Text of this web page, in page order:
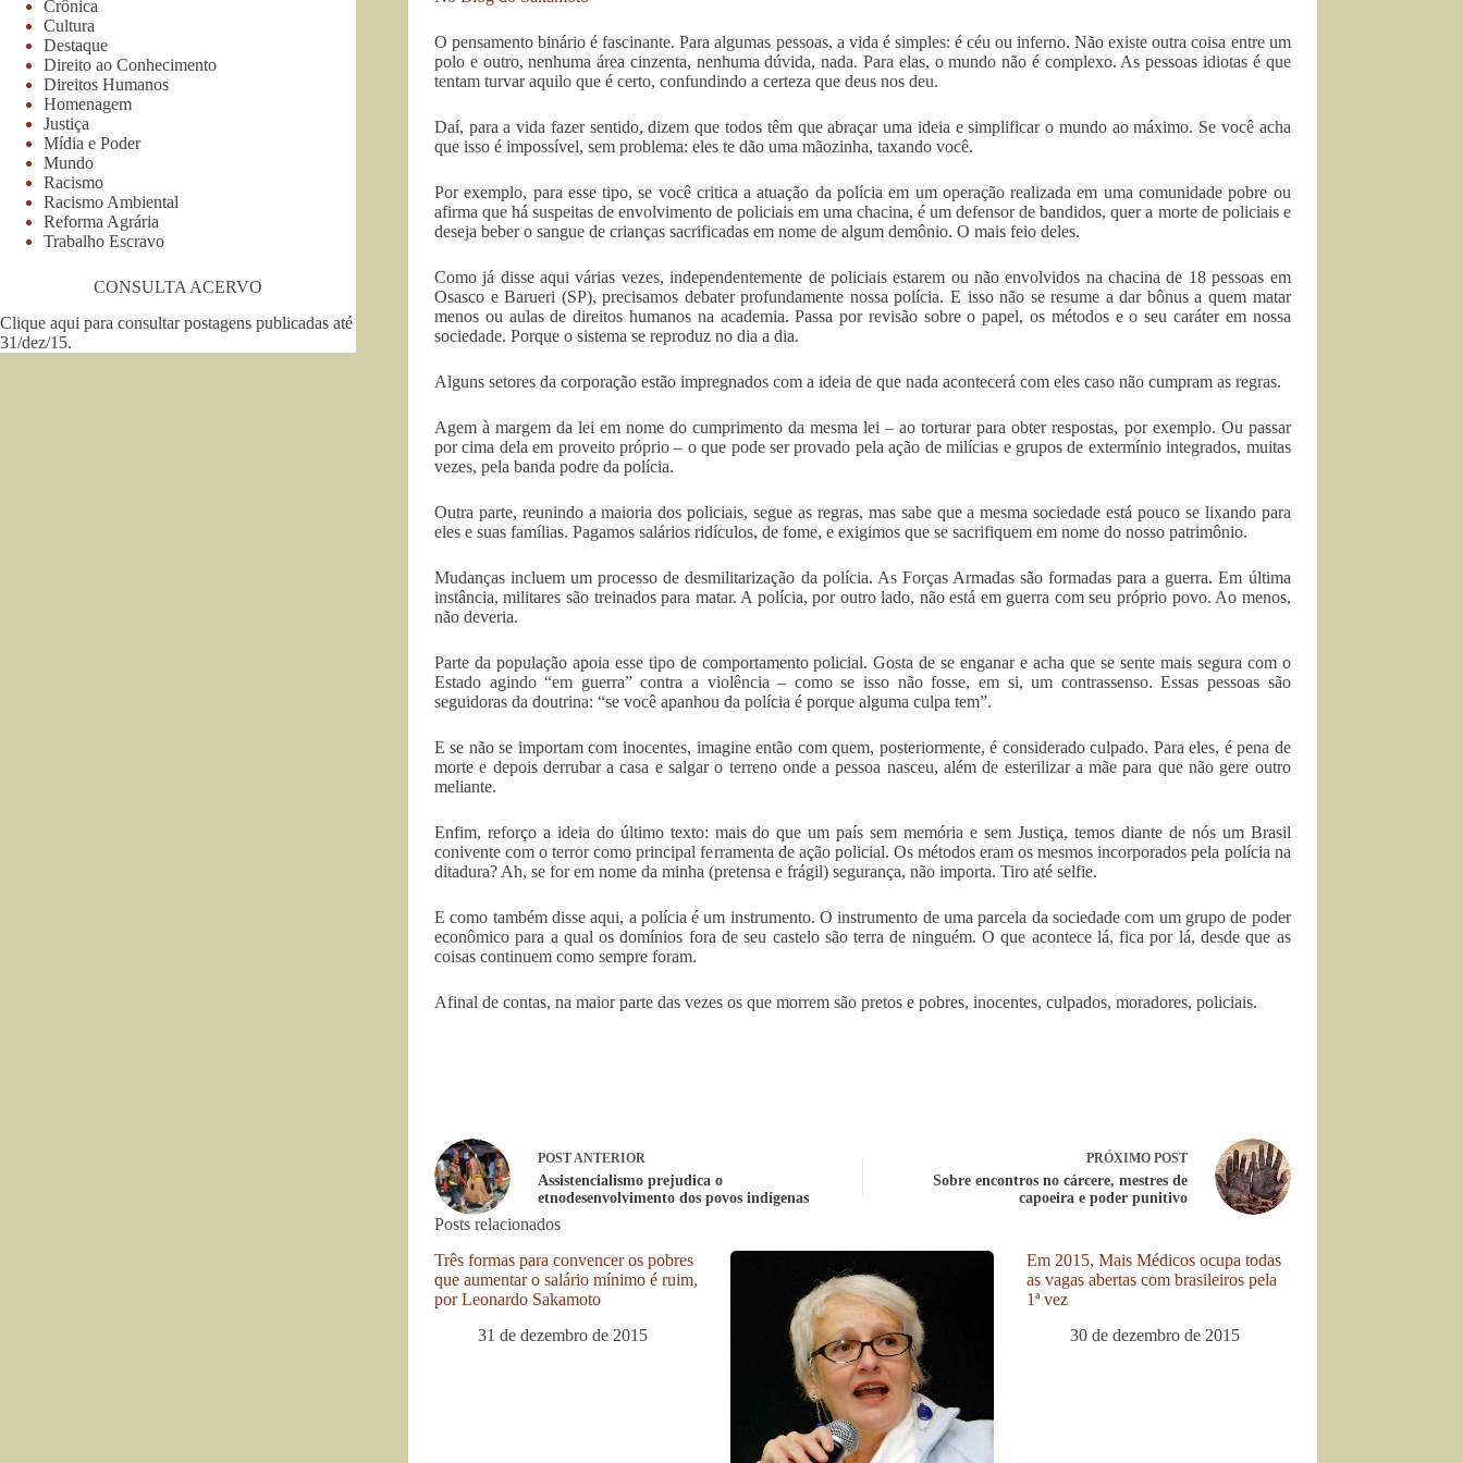
O pensamento binário é fascinante. Para algumas pessoas, a vida é simples: é céu ou inferno. Não existe outra coisa entre um
polo e outro, nenhuma área cinzenta, nenhuma dúvida, nada. Para elas, o mundo não é complexo. As pessoas idiotas é que
tentam turvar aquilo que é certo, confundindo a certeza que deus nos deu.
Daí, para a vida fazer sentido, dizem que todos têm que abraçar uma ideia e simplificar o mundo ao máximo. Se você acha
que isso é impossível, sem problema: eles te dão uma mãozinha, taxando você.
Por exemplo, para esse tipo, se você critica a atuação da polícia em um operação realizada em uma comunidade pobre ou
afirma que há suspeitas de envolvimento de policiais em uma chacina, é um defensor de bandidos, quer a morte de policiais e
deseja beber o sangue de crianças sacrificadas em nome de algum demônio. O mais feio deles.
Como já disse aqui várias vezes, independentemente de policiais estarem ou não envolvidos na chacina de 18 pessoas em
Osasco e Barueri (SP), precisamos debater profundamente nossa polícia. E isso não se resume a dar bônus a quem matar
menos ou aulas de direitos humanos na academia. Passa por revisão sobre o papel, os métodos e o seu caráter em nossa
sociedade. Porque o sistema se reproduz no dia a dia.
Alguns setores da corporação estão impregnados com a ideia de que nada acontecerá com eles caso não cumpram as regras.
Agem à margem da lei em nome do cumprimento da mesma lei – ao torturar para obter respostas, por exemplo. Ou passar
por cima dela em proveito próprio – o que pode ser provado pela ação de milícias e grupos de extermínio integrados, muitas
vezes, pela banda podre da polícia.
Outra parte, reunindo a maioria dos policiais, segue as regras, mas sabe que a mesma sociedade está pouco se lixando para
eles e suas famílias. Pagamos salários ridículos, de fome, e exigimos que se sacrifiquem em nome do nosso patrimônio.
Mudanças incluem um processo de desmilitarização da polícia. As Forças Armadas são formadas para a guerra. Em última
instância, militares são treinados para matar. A polícia, por outro lado, não está em guerra com seu próprio povo. Ao menos,
não deveria.
Parte da população apoia esse tipo de comportamento policial. Gosta de se enganar e acha que se sente mais segura com o
Estado agindo “em guerra” contra a violência – como se isso não fosse, em si, um contrassenso. Essas pessoas são
seguidoras da doutrina: “se você apanhou da polícia é porque alguma culpa tem”.
E se não se importam com inocentes, imagine então com quem, posteriormente, é considerado culpado. Para eles, é pena de
morte e depois derrubar a casa e salgar o terreno onde a pessoa nasceu, além de esterilizar a mãe para que não gere outro
meliante.
Enfim, reforço a ideia do último texto: mais do que um país sem memória e sem Justiça, temos diante de nós um Brasil
conivente com o terror como principal ferramenta de ação policial. Os métodos eram os mesmos incorporados pela polícia na
ditadura? Ah, se for em nome da minha (pretensa e frágil) segurança, não importa. Tiro até selfie.
E como também disse aqui, a polícia é um instrumento. O instrumento de uma parcela da sociedade com um grupo de poder
econômico para a qual os domínios fora de seu castelo são terra de ninguém. O que acontece lá, fica por lá, desde que as
coisas continuem como sempre foram.
Afinal de contas, na maior parte das vezes os que morrem são pretos e pobres, inocentes, culpados, moradores, policiais.
POSTANTERIOR
Assistencialismo prejudica o
etnodesenvolvimento dos povos indígenas
PRÓXIMO POST
Sobre encontros no cárcere, mestres de
capoeira e poder punitivo
Posts relacionados
Três formas para convencer os pobres
que aumentar o salário mínimo é ruim,
por Leonardo Sakamoto
31 de dezembro de 2015
Em 2015, Mais Médicos ocupa todas
as vagas abertas com brasileiros pela
1ª vez
30 de dezembro de 2015
Crônica
Cultura
Destaque
Direito ao Conhecimento
Direitos Humanos
Homenagem
Justiça
Mídia e Poder
Mundo
Racismo
Racismo Ambiental
Reforma Agrária
Trabalho Escravo
CONSULTA ACERVO
Clique aqui para consultar postagens publicadas até
31/dez/15.